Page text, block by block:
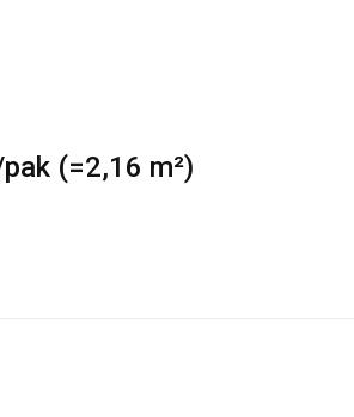
(=2,16 m²)